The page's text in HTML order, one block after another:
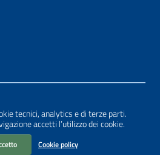
tecnici, analytics e di terze parti.
accetti l’utilizzo dei cookie.
Cookie policy
sul Prototipo per siti PA di